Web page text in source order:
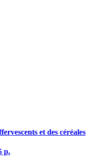
et des céréales
p.